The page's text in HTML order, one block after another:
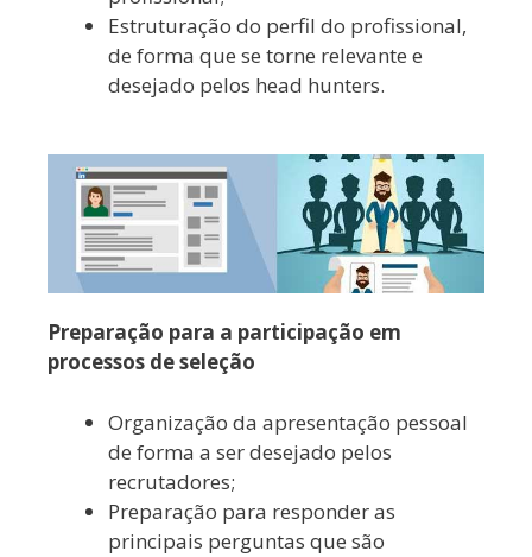
Estruturação do perfil do profissional,
de forma que se torne relevante e
desejado pelos head hunters.
Preparação para a participação em
processos de seleção
Organização da apresentação pessoal
de forma a ser desejado pelos
recrutadores;
Preparação para responder as
principais perguntas que são